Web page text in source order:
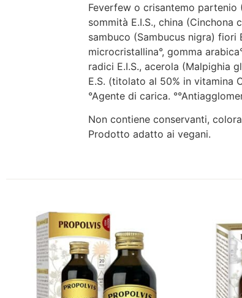
Feverfew o crisantemo partenio
sommità E.I.S., china (Cinchona
sambuco (Sambucus nigra) fiori
microcristallina°, gomma
radici E.I.S., acerola (Malpighia
E.S. (titolato al 50% in vitamina
°Agente di carica.
Non contiene conservanti,
Prodotto adatto ai vegani.